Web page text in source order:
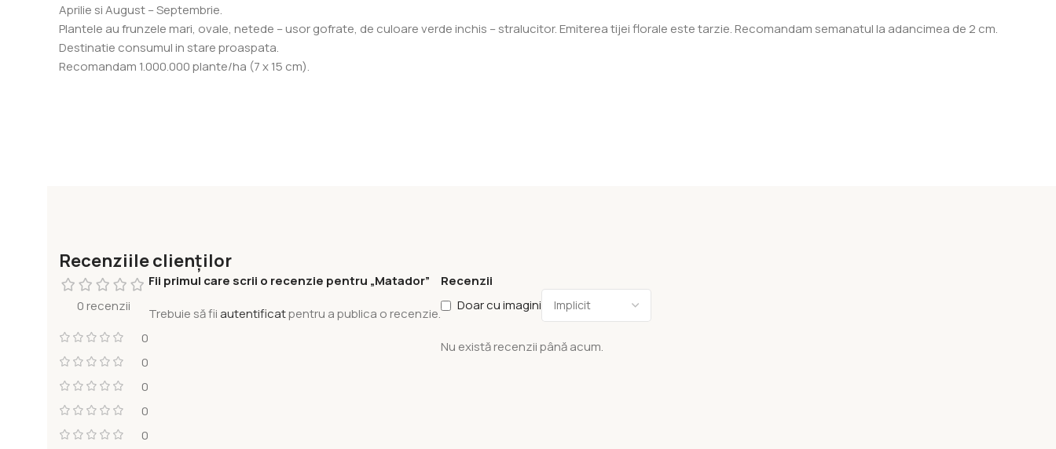
Aprilie si August – Septembrie.
Plantele au frunzele mari, ovale, netede – usor gofrate, de culoare verde inchis – stralucitor. Emiterea tijei florale este tarzie. Recomandam semanatul la adancimea de 2 cm.
Destinatie consumul in stare proaspata.
Recomandam 1.000.000 plante/ha (7 x 15 cm).
Recenziile clienților
0 recenzii
0
0
0
0
0
Recenzii
Doar cu imagini
Nu există recenzii până acum.
Fii primul care scrii o recenzie pentru „Matador”
Trebuie să fiiautentificatpentru a publica o recenzie.